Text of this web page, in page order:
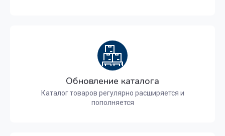
Обновление каталога
Каталог товаров регулярно расширяется и
пополняется